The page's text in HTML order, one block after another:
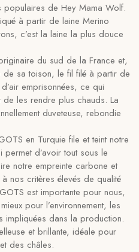
populaires de Hey Mama Wolf.
à partir de laine Merino
c’est la laine la plus douce
du sud de la France et,
de sa toison, le fil filé à partir de
emprisonnées, ce qui
de les rendre plus chauds. La
duveteuse, rebondie
en Turquie file et teint notre
d’avoir tout sous le
notre empreinte carbone et
nos critères élevés de qualité
est importante pour nous,
pour l’environnement, les
impliquées dans la production.
et brillante, idéale pour
des châles.